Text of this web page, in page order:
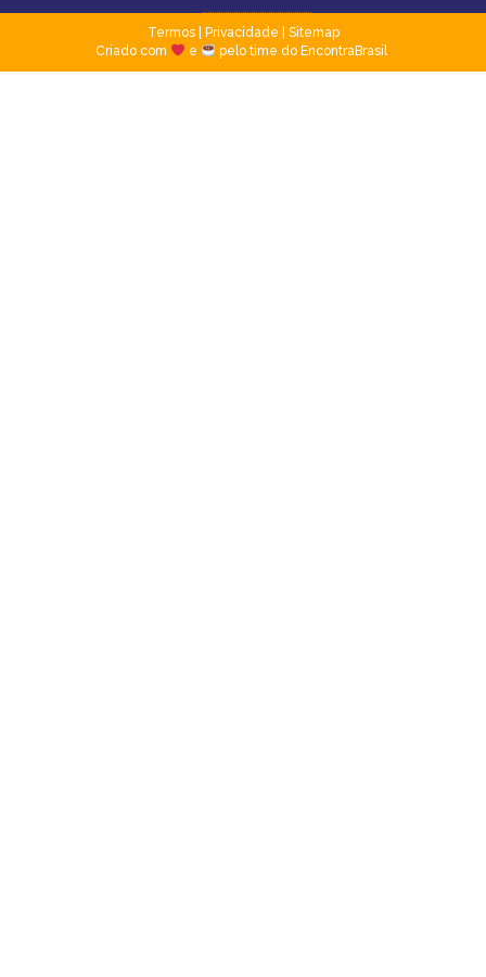
Termos| Privacidade
Sitemap
Criado com
e pelo time do EncontraBrasil